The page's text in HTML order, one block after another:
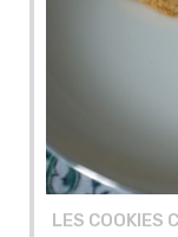
LES COOKIES